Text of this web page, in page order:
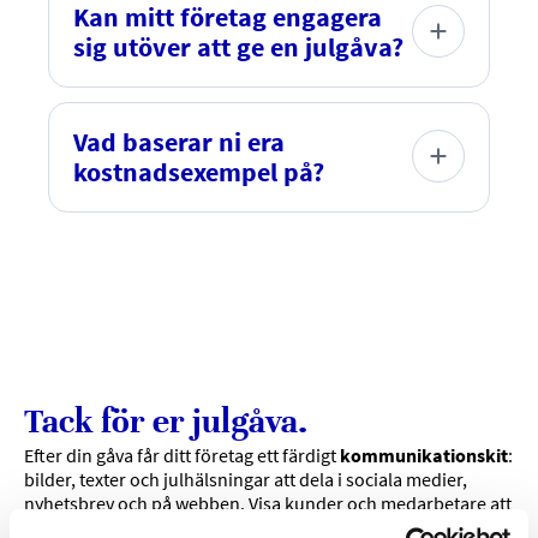
jämställt.
✓ 77 % att de känner sig mer delaktiga i sitt
Läs mer om effekterna av vårt arbete i vår senaste
effektrapport
länder i Afrika, Latinamerika och södra Asien av
vårt arbete.
Kan mitt företag engagera
sig utöver att ge en julgåva?
Vi erbjuder en rad möjligheter för företag att
engagera sig i vårt arbete. Är ni intresserade av ett
partnerskap med oss får ni gärna kontakta
Vad baserar ni era
kostnadsexempel på?
Tack för er julgåva.
Efter din gåva får ditt företag ett färdigt kommunikationskit:
bilder, texter och julhälsningar att dela i sociala medier,
nyhetsbrev och på webben. Visa kunder och medarbetare att